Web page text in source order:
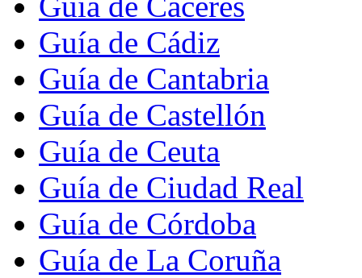
Guía de Cádiz
Guía de Cantabria
Guía de Castellón
Guía de Ceuta
Guía de Ciudad Real
Guía de Córdoba
Guía de La Coruña